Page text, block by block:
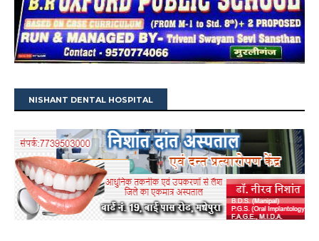
NISHANT DENTAL HOSPITAL